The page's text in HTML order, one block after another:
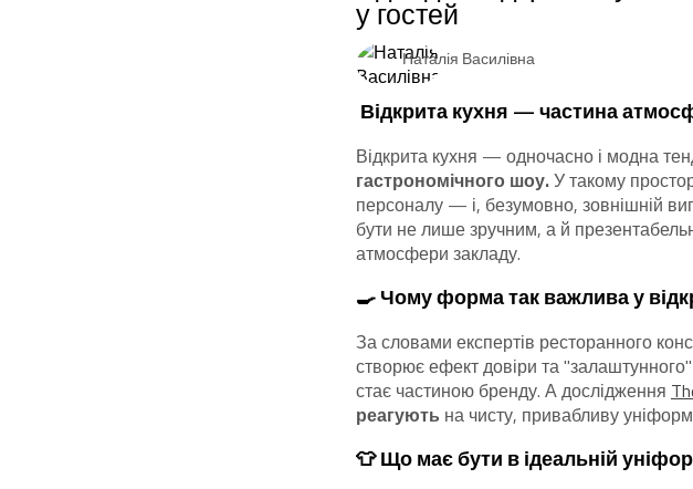
у гостей
Наталія Василівна
Відкрита кухня — частина
Відкрита кухня — одночасно і модна
гастрономічного шоу.У такому
персоналу — і, безумовно, зовнішній
бути не лише зручним, а й
атмосфери закладу.
🍳 Чому форма так важлива у
За словами експертів ресторанного
створює ефект довіри та
стає частиною бренду. А дослідження
реагують на чисту, привабливу
👕 Що має бути в ідеальній